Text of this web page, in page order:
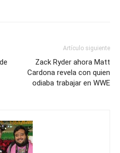
Artículo siguiente
Zack Ryder ahora Matt
Cardona revela con quien
odiaba trabajar en WWE